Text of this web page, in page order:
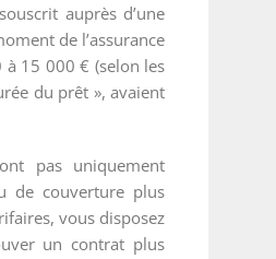
auprès d’une
de l’assurance
15 000 € (selon les
du prêt », avaient
pas uniquement
de couverture plus
vous disposez
un contrat plus